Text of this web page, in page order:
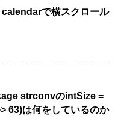
calendarで横スクロール
strconvのintSize =
63)は何をしているのか